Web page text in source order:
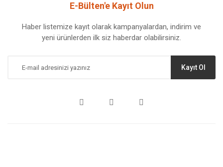
E-Bülten'e Kayıt Olun
Haber listemize kayıt olarak kampanyalardan, indirim ve
yeni ürünlerden ilk siz haberdar olabilirsiniz.
Kayıt Ol